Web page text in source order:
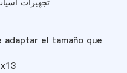
adaptar el tamaño que